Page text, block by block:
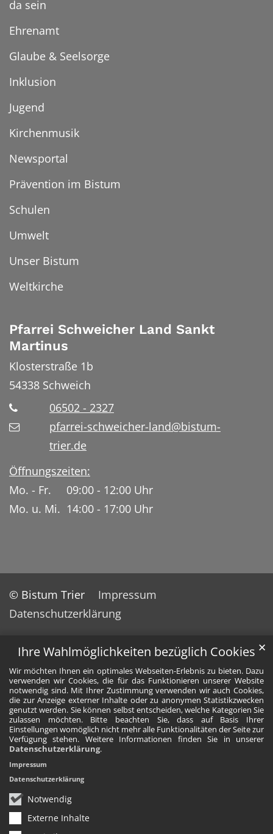
Ihre Wahlmöglichkeiten bezüglich Cookies
Wir möchten Ihnen ein optimales Webseiten-Erlebnis zu bieten. Dazu
verwenden wir Cookies, die für das Funktionieren unserer Website
notwendig sind. Mit Ihrer Zustimmung verwenden wir auch Cookies,
die zur Anzeige externer Inhalte oder zu anonymen Statistikzwecken
genutzt werden. Sie können selbst entscheiden, welche Kategorien Sie
zulassen möchten. Bitte beachten Sie, dass auf Basis Ihrer
Einstellungen womöglich nicht mehr alle Funktionalitäten der Seite zur
Verfügung stehen. Weitere Informationen finden Sie in unserer
Datenschutzerklärung.
Notwendig
Externe Inhalte
✕
Impressum
Datenschutzerklärung
da sein
Ehrenamt
Glaube & Seelsorge
Inklusion
Jugend
Kirchenmusik
Newsportal
Prävention im Bistum
Schulen
Umwelt
Unser Bistum
Weltkirche
Pfarrei Schweicher Land Sankt
Martinus
Klosterstraße 1b
54338 Schweich
06502 - 2327
pfarrei-schweicher-land@bistum-
trier.de
Öffnungszeiten:
Mo. - Fr. 09:00 - 12:00 Uhr
Mo. u. Mi. 14:00 - 17:00 Uhr
© Bistum Trier
Impressum
Datenschutzerklärung